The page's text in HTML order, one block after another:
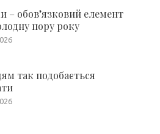
– обов’язковий елемент
пору року
так подобається